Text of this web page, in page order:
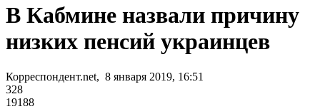
В Кабмине назвали причину
низких пенсий украинцев
Корреспондент.net, 8 января 2019, 16:51
328
19188